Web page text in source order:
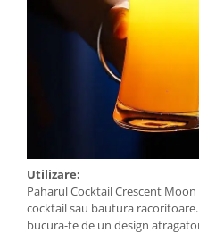
Utilizare:
Paharul Cocktail Crescent
cocktail sau bautura
bucura-te de un design